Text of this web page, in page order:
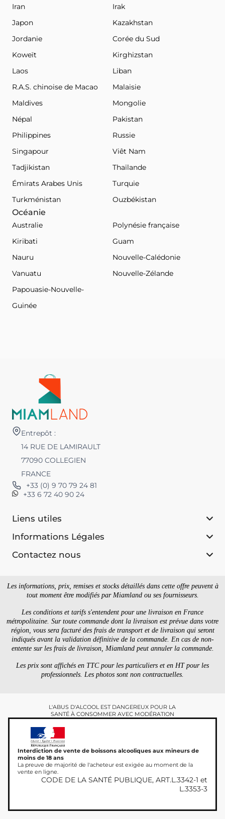
Iran
Irak
Japon
Kazakhstan
Jordanie
Corée du Sud
Koweït
Kirghizstan
Laos
Liban
R.A.S. chinoise de Macao
Malaisie
Maldives
Mongolie
Népal
Pakistan
Philippines
Russie
Singapour
Viêt Nam
Tadjikistan
Thaïlande
Émirats Arabes Unis
Turquie
Turkménistan
Ouzbékistan
Océanie
Australie
Polynésie française
Kiribati
Guam
Nauru
Nouvelle-Calédonie
Vanuatu
Nouvelle-Zélande
Papouasie-Nouvelle-
Guinée
Entrepôt :
14 RUE DE LAMIRAULT
77090 COLLEGIEN
FRANCE
+33 (0) 9 70 79 24 81
+33 6 72 40 90 24
Liens utiles
Informations Légales
Contactez nous
Les informations, prix, remises et stocks détaillés dans cette offre peuvent à
tout moment être modifiés par Miamland ou ses fournisseurs.
Les conditions et tarifs s'entendent pour une livraison en France
métropolitaine. Sur toute commande dont la livraison est prévue dans votre
région, vous sera facturé des frais de transport et de livraison qui seront
indiqués avant la validation définitive de la commande. En cas de non-
entente sur les frais de livraison, Miamland peut annuler la commande.
Les prix sont affichés en TTC pour les particuliers et en HT pour les
professionnels. Les photos sont non contractuelles.
L'ABUS D'ALCOOL EST DANGEREUX POUR LA
SANTÉ À CONSOMMER AVEC MODÉRATION
Interdiction de vente de boissons alcooliques aux mineurs de
moins de 18 ans
La preuve de majorité de l'acheteur est exigée au moment de la
vente en ligne.
CODE DE LA SANTÉ PUBLIQUE, ART.L.3342-1 et
L.3353-3